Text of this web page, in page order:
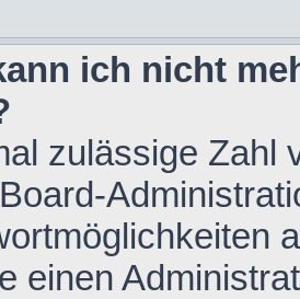
ich nicht
zulässige Zahl
einen